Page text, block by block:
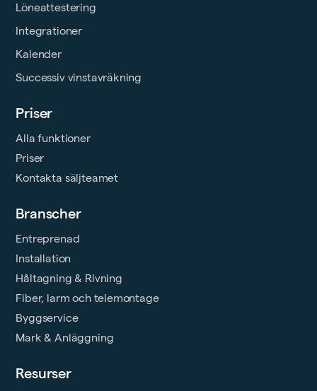
Löneattestering
Integrationer
Kalender
Successiv vinstavräkning
Priser
Alla funktioner
Priser
Kontakta säljteamet
Branscher
Entreprenad
Installation
Håltagning & Rivning
Fiber, larm och telemontage
Byggservice
Mark & Anläggning
Resurser